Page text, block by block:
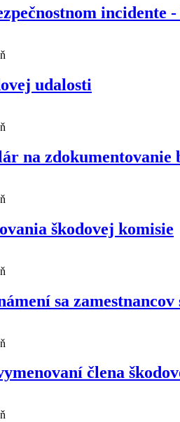
incidente
udalosti
na zdokumentovanie
škodovej komisie
sa zamestnancov
člena